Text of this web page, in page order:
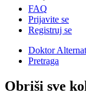
FAQ
Prijavite se
Registruj se
Doktor
Pretraga
Obriši sve